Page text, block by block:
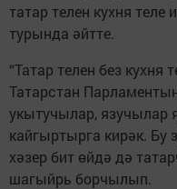
татар телен кухня теле
турында әйтте.
“Татар телен без кухня
Татарстан
укытучылар, язучылар
кайгыртырга кирәк. Бу
хәзер бит өйдә дә
шагыйрь борчылып.